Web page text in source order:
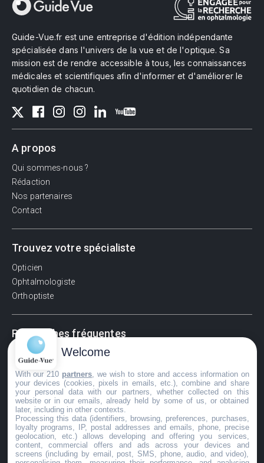
Guide-Vue.fr est une entreprise d'édition indépendante
spécialisée dans l'univers de la vue et de l'optique. Sa
mission est de rendre accessible à tous, les connaissances
médicales et scientifiques afin d'informer et d'améliorer le
quotidien de chacun.
A propos
Qui sommes-nous ?
Rédaction
Nos partenaires
Contact
Trouvez votre spécialiste
Opticien
Ophtalmologiste
Orthoptiste
Recherches fréquentes
Pathologies adultes
La vision
Acuité visuelle
Myosis / mydriase
Œdème oculaire
Welcome
With our 210 partners , we wish to store and access information on
your devices (cookies, pixels in emails, etc.), combine and share
your personal data with our partners, whether collected on this
website or in our emails, already held by some of us, or obtained
later, including in other contexts.
Processing this data (identifiers, browsing, preferences, purchases,
loyalty programs, IP, postal addresses and emails, phone, precise
geolocation, etc.) allows developing and offering you services,
content, commercial offers and ads across your devices and
screens (including by email, post, SMS, phone, audio, and video),